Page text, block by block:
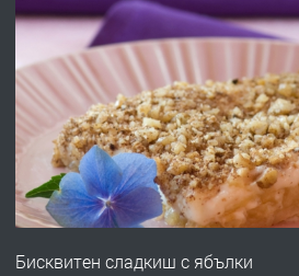
ПРЕДЛАГА
Първи поход
Войвода"
ПРЕДЛАГА
Монтажник на
Бисквитен сладкиш с ябълки